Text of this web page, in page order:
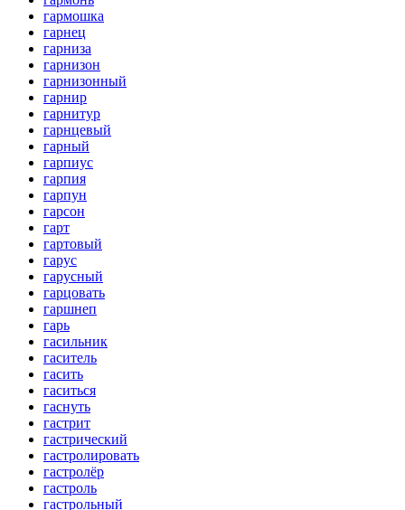
гармошка
гарнец
гарниза
гарнизон
гарнизонный
гарнир
гарнитур
гарнцевый
гарный
гарпиус
гарпия
гарпун
гарсон
гарт
гартовый
гарус
гарусный
гарцовать
гаршнеп
гарь
гасильник
гаситель
гасить
гаситься
гаснуть
гастрит
гастрический
гастролировать
гастролёр
гастроль
гастрольный